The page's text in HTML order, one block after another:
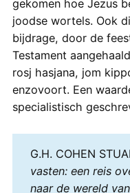
gekomen hoe Jezus
joodse wortels. Ook
bijdrage, door de
Testament
rosj hasjana, jom
enzovoort. Een
specialistisch
G.H. COHEN
vasten: een reis
naar de wereld